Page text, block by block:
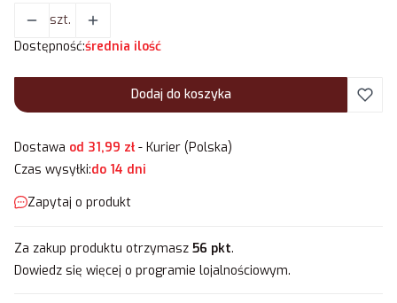
szt.
Dostępność:średnia ilość
Dodaj do koszyka
Dostawa od 31,99 zł- Kurier (Polska)
Czas wysyłki:do 14 dni
Zapytaj o produkt
Za zakup produktu otrzymasz 56 pkt.
Dowiedz się więcej o programie lojalnościowym.